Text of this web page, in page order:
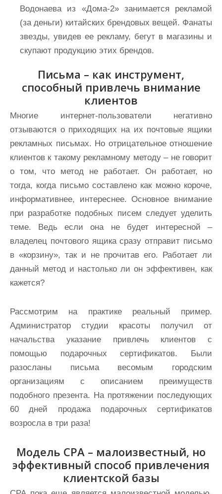
Водонаева из «Дома-2» занимается рекламой
(за деньги) китайских брендовых вещей. Фанаты
звезды, увидев ее рекламу, бегут в магазины и
скупают продукцию этих брендов.
Письма – как инструмент,
способный привлечь внимание
клиентов
Многие интернет-пользователи негативно
отзываются о приходящих на их почтовые ящики
рекламных письмах. Но отрицательное отношение
клиентов к такому рекламному методу – не говорит
о том, что метод не работает. Он работает, но
тогда, когда письмо составлено как можно короче,
информативнее, интереснее. Основное внимание
при разработке подобных писем следует уделить
теме. Ведь если она не будет интересной –
владелец почтового ящика сразу отправит письмо
в «корзину», так и не прочитав его. Работает ли
данный метод и настолько ли он эффективен, как
кажется?
Рассмотрим на практике реальный пример.
Администратор студии красоты получил от
начальства указание привлечь клиентов с
помощью подарочных сертификатов. Были
разосланы письма весомым городским
организациям с описанием преимуществ
подобного презента. На протяжении последующих
60 дней продажа подарочных сертификатов
возросла в три раза!
Модель СРА – малоизвестный, но
эффективный способ привлечения
клиентской базы